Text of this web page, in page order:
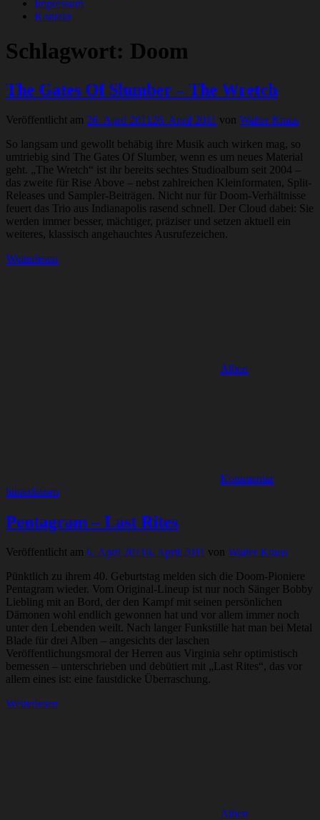
Impressum
Kontakt
Schlagwort: Doom
The Gates Of Slumber – The Wretch
Veröffentlicht am 26. April 2011 26. April 2011 von Walter Kraus
So langsam und gewollt behäbig ihre Musik auch wirken mag, so
umtriebig sind The Gates Of Slumber, wenn es um neues Material
geht. „The Wretch“ ist ihr bereits sechtes Studioalbum seit 2004 –
das zweite für Rise Above – nebst zahlreichen Kleinformaten, Split-
Releases und Sampler-Beiträgen. Nicht nur für Doom-Verhältnisse
feuert das Trio aus Indianapolis rasend schnell. Der Cloud dabei: Sie
werden immer besser, mächtiger, präziser und setzen aktuell ein
weiteres, klassisch angehauchtes Ausrufezeichen.
Weiterlesen
Alben
Kommentar
hinterlassen
Pentagram – Last Rites
Veröffentlicht am 6. April 20116. April 2011 von Walter Kraus
Pünktlich zu ihrem 40. Geburtstag melden sich die Doom-Pioniere
Pentagram wieder. Vom Original-Lineup ist nur noch Sänger Bobby
Liebling mit an Bord, der den Kampf mit seinen persönlichen
Dämonen wohl endlich gewonnen hat und vor allem immer noch
unter den Lebenden weilt. Nach langer Funkstille hat man bei Metal
Blade für drei Alben – angesichts der laschen
Veröffentlichungsmoral der Herren aus Virginia sehr optimistisch
bemessen – unterschrieben und debütiert mit „Last Rites“, das vor
allem eines ist: eine faustdicke Überraschung.
Weiterlesen
Alben